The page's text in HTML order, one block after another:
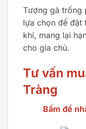
Tượng gà trống
lựa chọn để đặt
khí, mang lại
cho gia chủ.
Tư vấn
Tràng
Bấm để